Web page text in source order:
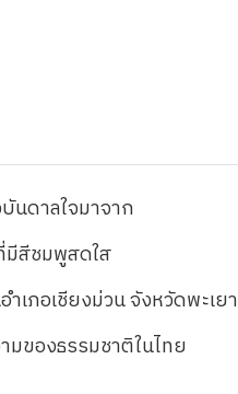
นดาลใจมาจาก
สีชมพูสดใส
เภอเชียงม่วน จังหวัดพะเยา
ของธรรมชาติในไทย